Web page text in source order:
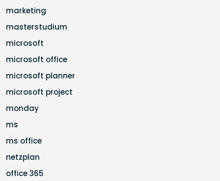
marketing
masterstudium
microsoft
microsoft office
microsoft planner
microsoft project
monday
ms
ms office
netzplan
office 365